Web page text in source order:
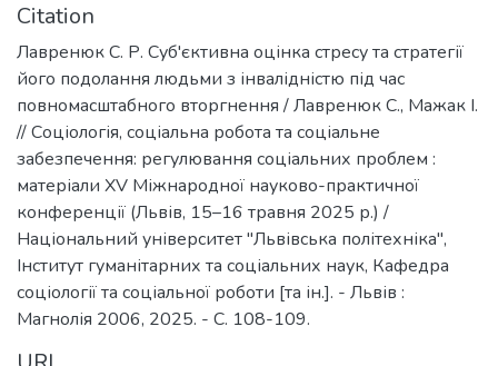
Citation
Лавренюк С. Р. Суб'єктивна оцінка стресу та стратегії
його подолання людьми з інвалідністю під час
повномасштабного вторгнення / Лавренюк С., Мажак І.
// Соціологія, соціальна робота та соціальне
забезпечення: регулювання соціальних проблем :
матеріали XV Міжнародної науково-практичної
конференції (Львів, 15–16 травня 2025 р.) /
Національний університет "Львівська політехніка",
Інститут гуманітарних та соціальних наук, Кафедра
соціології та соціальної роботи [та ін.]. - Львів :
Магнолія 2006, 2025. - C. 108-109.